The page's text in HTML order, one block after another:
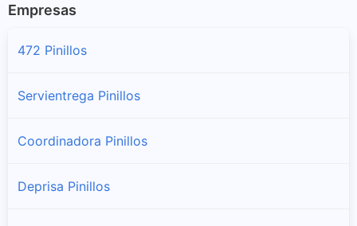
Empresas
472 Pinillos
Servientrega Pinillos
Coordinadora Pinillos
Deprisa Pinillos